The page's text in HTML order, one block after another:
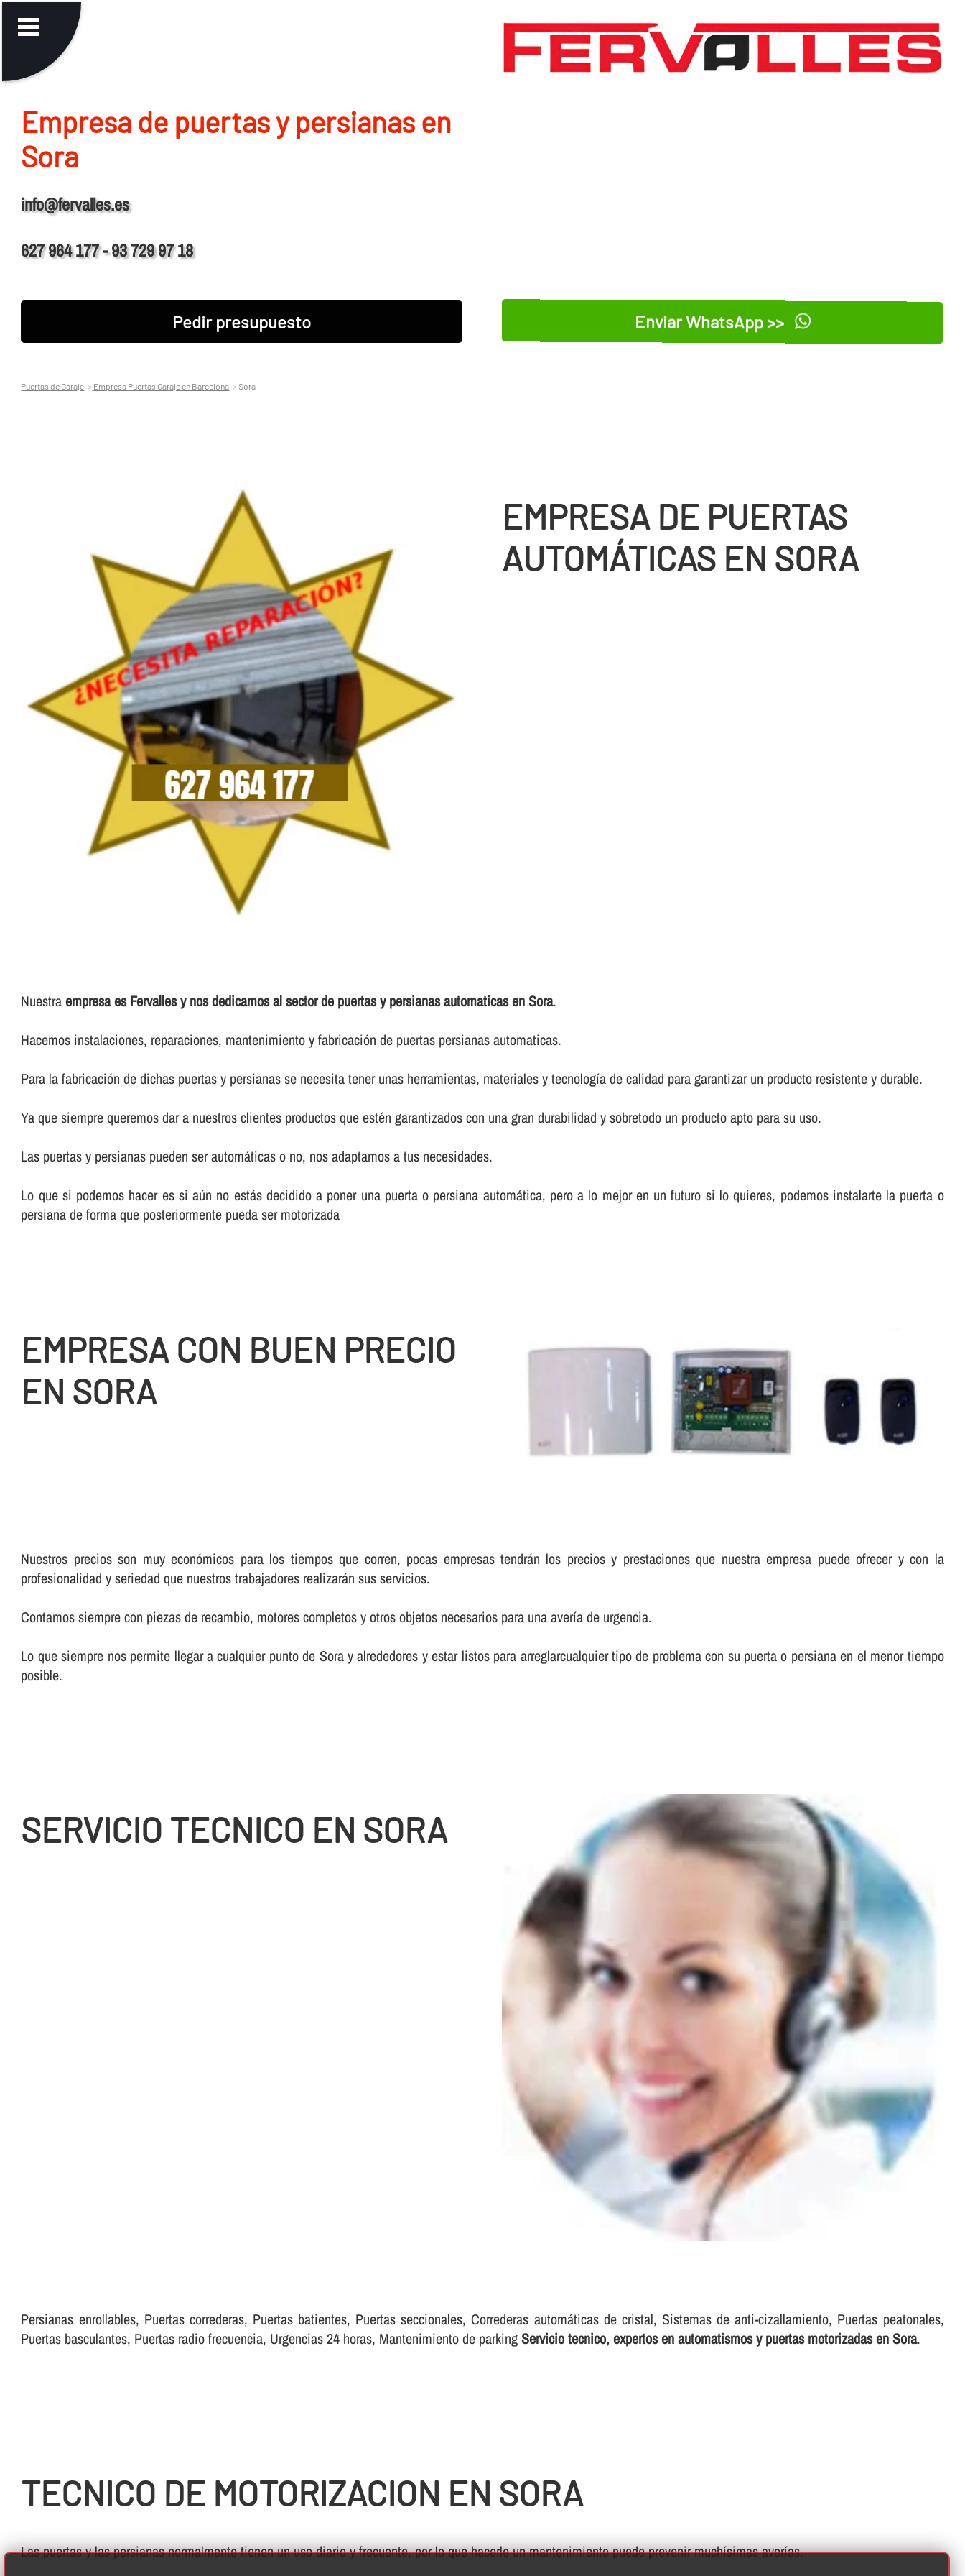
Empresa de puertas y persianas en
Sora
info@fervalles.es
627 964 177 - 93 729 97 18
Pedir presupuesto Enviar WhatsApp >>
Puertas de Garaje Empresa Puertas Garaje en Barcelona Sora
EMPRESA DE PUERTAS
AUTOMÁTICAS EN SORA
Nuestraempresa es Fervalles y nos dedicamos al sector de puertas y persianas automaticas en Sora.
Hacemos instalaciones, reparaciones, mantenimiento y fabricación de puertas persianas automaticas.
Para la fabricación de dichas puertas y persianas se necesita tener unas herramientas, materiales y tecnologí­a de calidad para garantizar un producto resistente y durable.
Ya que siempre queremos dar a nuestros clientes productos que estén garantizados con una gran durabilidad y sobretodo un producto apto para su uso.
Las puertas y persianas pueden ser automáticas o no, nos adaptamos a tus necesidades.
Lo que si podemos hacer es si aún no estás decidido a poner una puerta o persiana automática, pero a lo mejor en un futuro si lo quieres, podemos instalarte la puerta o
persiana de forma que posteriormente pueda ser motorizada
EMPRESA CON BUEN PRECIO
EN SORA
Nuestros precios son muy económicos para los tiempos que corren, pocas empresas tendrán los precios y prestaciones que nuestra empresa puede ofrecer y con la
profesionalidad y seriedad que nuestros trabajadores realizarán sus servicios.
Contamos siempre con piezas de recambio, motores completos y otros objetos necesarios para una averí­a de urgencia.
Lo que siempre nos permite llegar a cualquier punto de Sora y alrededores y estar listos para arreglarcualquier tipo de problema con su puerta o persiana en el menor tiempo
posible.
SERVICIO TECNICO EN SORA
Persianas enrollables, Puertas correderas, Puertas batientes, Puertas seccionales, Correderas automáticas de cristal, Sistemas de anti-cizallamiento, Puertas peatonales,
Puertas basculantes, Puertas radio frecuencia, Urgencias 24 horas, Mantenimiento de parkingServicio tecnico, expertos en automatismos y puertas motorizadas en Sora.
TECNICO DE MOTORIZACION EN SORA
Las puertas y las persianas normalmente tienen un uso diario y frecuente, por lo que hacerle un mantenimiento puede prevenir muchí­simas averí­as.